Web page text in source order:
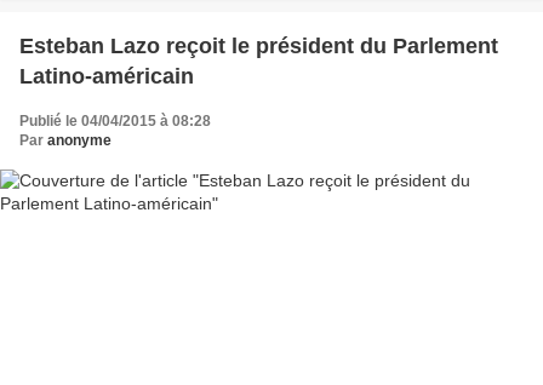
Esteban Lazo reçoit le président du Parlement
Latino-américain
Publié le 04/04/2015 à 08:28
Par anonyme